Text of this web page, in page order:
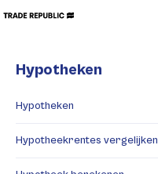
Hypotheken
Hypotheken
Hypotheekrentes vergelijken